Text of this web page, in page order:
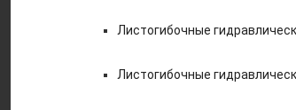
Листогибочные
Листогибочные